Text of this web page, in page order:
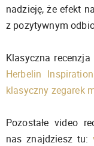
nadzieję, że efekt
z pozytywnym
Klasyczna
Herbelin
klasyczny zegarek
Pozostałe video
nas znajdziesz tu: